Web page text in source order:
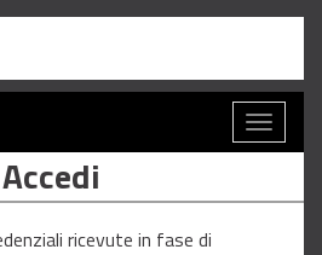
Toggle
Accedi
ricevute in fase di